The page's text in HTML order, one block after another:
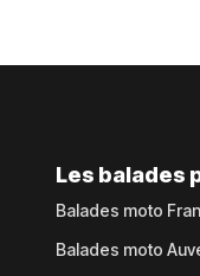
Les balades
Balades moto
Balades moto